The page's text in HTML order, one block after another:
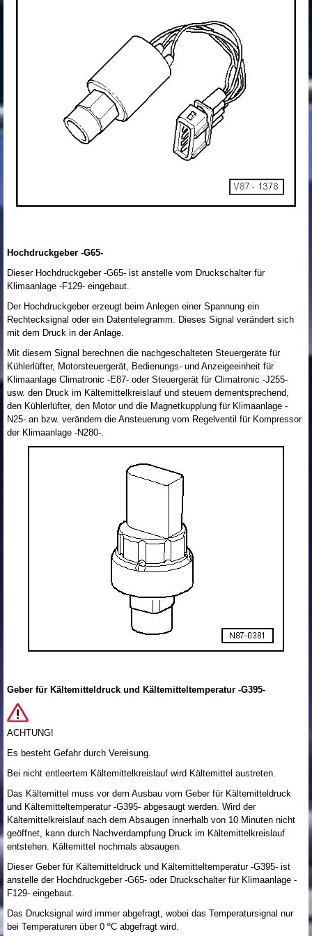
Hochdruckgeber -G65-
Dieser Hochdruckgeber -G65- ist anstelle vom Druckschalter für
Klimaanlage -F129- eingebaut.
Der Hochdruckgeber erzeugt beim Anlegen einer Spannung ein
Rechtecksignal oder ein Datentelegramm. Dieses Signal verändert sich
mit dem Druck in der Anlage.
Mit diesem Signal berechnen die nachgeschalteten Steuergeräte für
Kühlerlüfter, Motorsteuergerät, Bedienungs- und Anzeigeeinheit für
Klimaanlage Climatronic -E87- oder Steuergerät für Climatronic -J255-
usw. den Druck im Kältemittelkreislauf und steuern dementsprechend,
den Kühlerlüfter, den Motor und die Magnetkupplung für Klimaanlage -
N25- an bzw. verändern die Ansteuerung vom Regelventil für Kompressor
der Klimaanlage -N280-.
Geber für Kältemitteldruck und Kältemitteltemperatur -G395-
ACHTUNG!
Es besteht Gefahr durch Vereisung.
Bei nicht entleertem Kältemittelkreislauf wird Kältemittel austreten.
Das Kältemittel muss vor dem Ausbau vom Geber für Kältemitteldruck
und Kältemitteltemperatur -G395- abgesaugt werden. Wird der
Kältemittelkreislauf nach dem Absaugen innerhalb von 10 Minuten nicht
geöffnet, kann durch Nachverdampfung Druck im Kältemittelkreislauf
entstehen. Kältemittel nochmals absaugen.
Dieser Geber für Kältemitteldruck und Kältemitteltemperatur -G395- ist
anstelle der Hochdruckgeber -G65- oder Druckschalter für Klimaanlage -
F129- eingebaut.
Das Drucksignal wird immer abgefragt, wobei das Temperatursignal nur
bei Temperaturen über 0 ºC abgefragt wird.